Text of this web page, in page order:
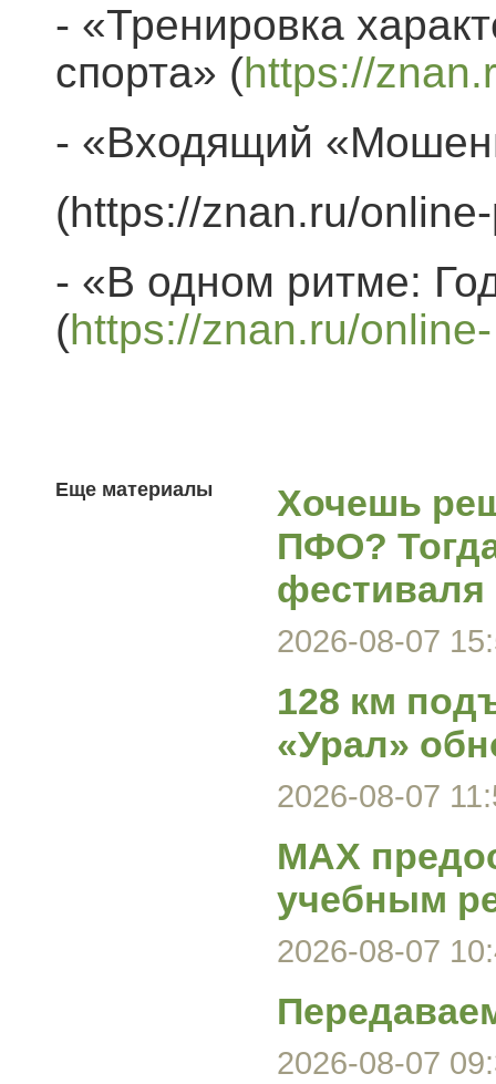
- «Тренировка
спорта» (https://
- «Входящий
(https://znan.ru/
- «В одном ритме:
(https://znan.ru/
Еще материалы
Хочешь
ПФО?
2026-08-07
128 км
«Урал»
2026-08-07
MAX
учебным
2026-08-07
2026-08-07